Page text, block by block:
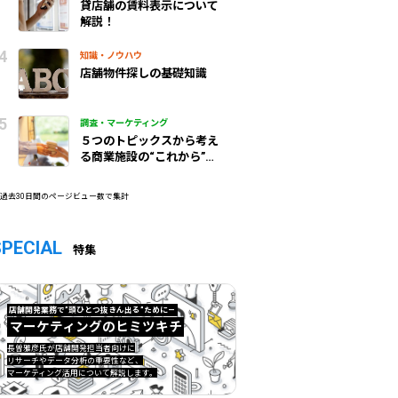
貸店舗の賃料表示について
解説！
知識・ノウハウ
店舗物件探しの基礎知識
調査・マーケティング
５つのトピックスから考え
る商業施設の“これから”
去30日間のページビュー数で集計
特集
店舗開発業務で”頭ひとつ抜きん出る”ために—
マーケティングのヒミツキチ
長曽雅彦氏が店舗開発担当者向けに
リサーチやデータ分析の重要性など、
マーケティング活用について解説します。
ケティングのヒミツキチ">